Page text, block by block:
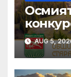
AUG 5,